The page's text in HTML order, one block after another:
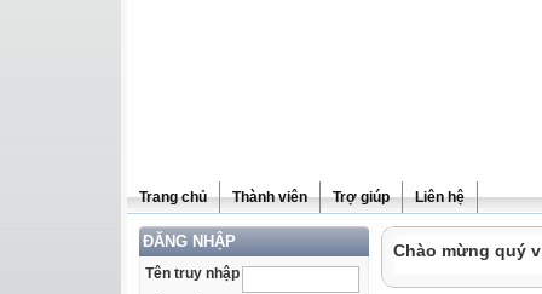
Trang chủ Thành viên Trợ giúp Liên hệ
ĐĂNG NHẬP
Tên truy nhập
Chào mừng quý